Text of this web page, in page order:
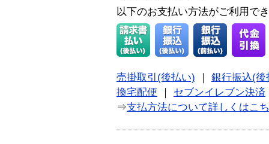
以下のお支払い方法がご利用で
売掛取引(後払い)
銀行振込(後
換宅配便
セブンイレブン決済
⇒支払方法について詳しくはこ